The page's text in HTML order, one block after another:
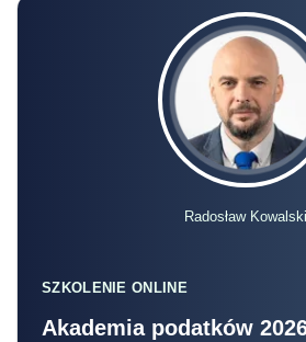
Radosław Kowalski
SZKOLENIE ONLINE
Akademia podatków